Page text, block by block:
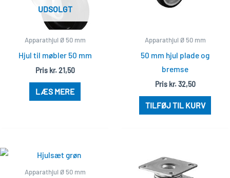
UDSOLGT
Apparathjul Ø 50 mm
Hjul til møbler 50 mm
Pris kr.21,50
LÆS MERE
Apparathjul Ø 50 mm
50 mm hjul plade og
bremse
Pris kr.32,50
TILFØJ TIL KURV
Apparathjul Ø 50 mm